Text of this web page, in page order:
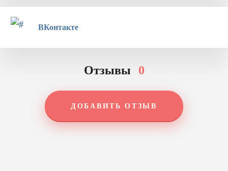
ВКонтакте
Отзывы 0
ДОБАВИТЬ ОТЗЫВ